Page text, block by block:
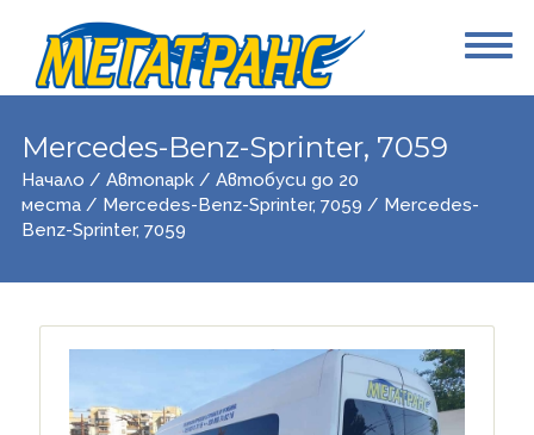
Mercedes-Benz-Sprinter, 7059
Начало / Автопарк/ Автобуси до 20
места/ Mercedes-Benz-Sprinter, 7059 / Mercedes-
Benz-Sprinter, 7059